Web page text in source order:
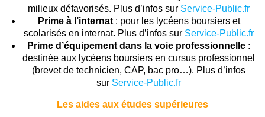
milieux défavorisés. Plus d’infos sur Service-Public.fr
Prime à l’internat: pour les lycéens boursiers et
scolarisés en internat. Plus d’infos sur Service-Public.fr
Prime d’équipement dans la voie professionnelle :
destinée aux lycéens boursiers en cursus professionnel
(brevet de technicien, CAP, bac pro…). Plus d’infos
sur Service-Public.fr
Les aides aux études supérieures